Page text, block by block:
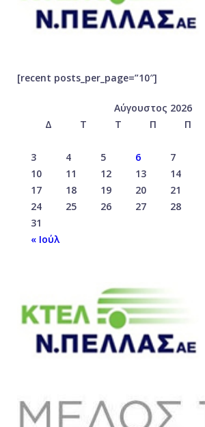
[recent posts_per_page=”10″]
Αύγουστος 2026
Δ
Τ Τ Π Π
3
4 5 6 7
10
11 12 13 14
17
18 19 20 21
24
25 26 27 28
31
« Ιούλ